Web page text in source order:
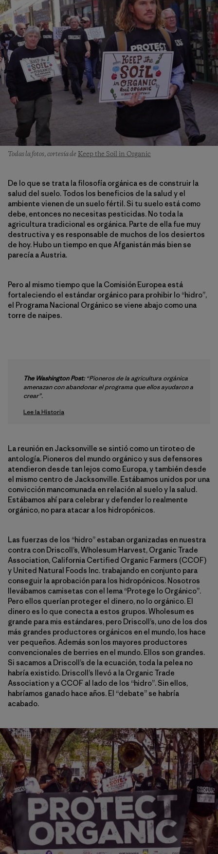
Todas la fotos, cortesía de Keep the Soil in Organic
De lo que se trata la filosofía orgánica es de construir la
salud del suelo. Todos los beneficios de la salud y el
ambiente vienen de un suelo fértil. Si tu suelo está como
debe, entonces no necesitas pesticidas. No toda la
agricultura tradicional es orgánica. Parte de ella fue muy
destructiva y es responsable de muchos de los desiertos
de hoy. Hubo un tiempo en que Afganistán más bien se
parecía a Austria.
Pero al mismo tiempo que la Comisión Europea está
fortaleciendo el estándar orgánico para prohibir lo “hidro”,
el Programa Nacional Orgánico se viene abajo como una
torre de naipes.
The Washington Post: “Pioneros de la agricultura orgánica
amenazan con abandonar el programa que ellos ayudaron a
crear”.
Lee la Historia
La reunión en Jacksonville se sintió como un tiroteo de
antología. Pioneros del mundo orgánico y sus defensores
atendieron desde tan lejos como Europa, y también desde
el mismo centro de Jacksonville. Estábamos unidos por una
convicción mancomunada en relación al suelo y la salud.
Estábamos ahí para celebrar y defender lo realmente
orgánico, no para atacar a los hidropónicos.
Las fuerzas de los “hidro” estaban organizadas en nuestra
contra con Driscoll’s, Wholesum Harvest, Organic Trade
Association, California Certified Organic Farmers (CCOF)
y United Natural Foods Inc. trabajando en conjunto para
conseguir la aprobación para los hidropónicos. Nosotros
llevábamos camisetas con el lema “Protege lo Orgánico”.
Pero ellos querían proteger el dinero, no lo orgánico. El
dinero es lo que conecta a estos grupos. Wholesum es
grande para mis estándares, pero Driscoll’s, uno de los dos
más grandes productores orgánicos en el mundo, los hace
ver pequeños. Además son los mayores productores
convencionales de berries en el mundo. Ellos son grandes.
Si sacamos a Driscoll’s de la ecuación, toda la pelea no
habría existido. Driscoll’s llevó a la Organic Trade
Association y a CCOF al lado de los “hidro”. Sin ellos,
habríamos ganado hace años. El “debate” se habría
acabado.